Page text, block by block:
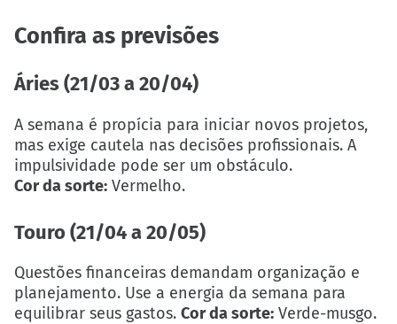
Confira as previsões
Áries (21/03 a 20/04)
A semana é propícia para iniciar novos projetos,
mas exige cautela nas decisões profissionais. A
impulsividade pode ser um obstáculo.
Cor da sorte: Vermelho.
Touro (21/04 a 20/05)
Questões financeiras demandam organização e
planejamento. Use a energia da semana para
equilibrar seus gastos. Cor da sorte: Verde-musgo.